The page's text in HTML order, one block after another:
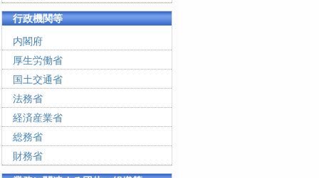
行政機関等
内閣府
厚生労働省
国土交通省
法務省
経済産業省
総務省
財務省